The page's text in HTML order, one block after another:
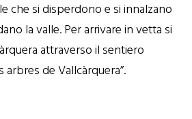
che si disperdono e si innalzano
la valle. Per arrivare in vetta si
attraverso il sentiero
de Vallcàrquera”.